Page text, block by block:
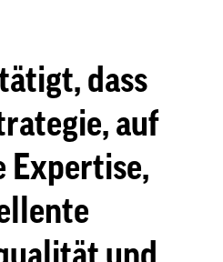
dass
auf
Expertise,
und